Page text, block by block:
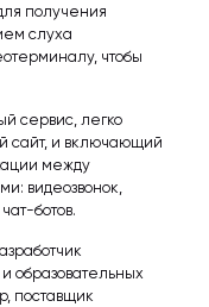
получения
слуха
чтобы
сервис, легко
сайт, и включающий
между
видеозвонок,
ботов.
образовательных
поставщик